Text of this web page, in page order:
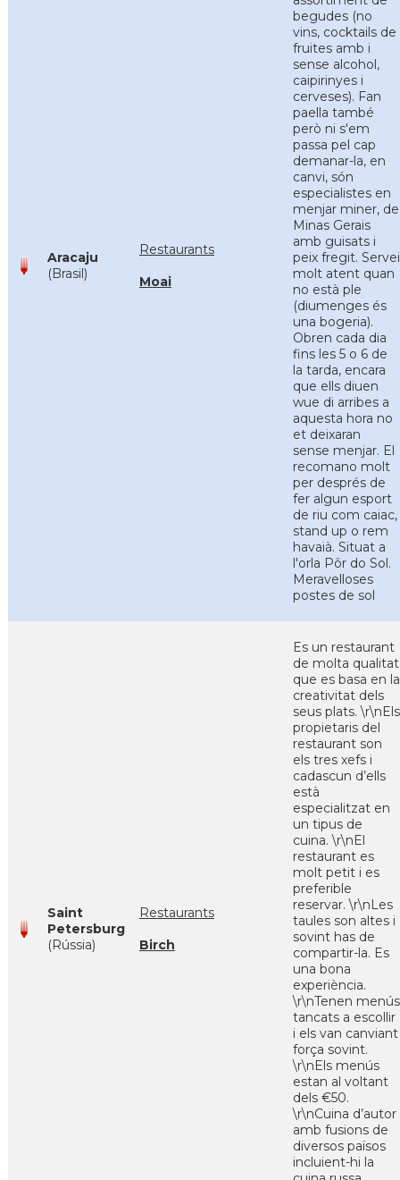
Aracaju
(Brasil)
Restaurants
Moai
begudes (no
vins, cocktails de
fruites amb i
sense alcohol,
caipirinyes i
cerveses). Fan
paella també
però ni s'em
passa pel cap
demanar-la, en
canvi, són
especialistes en
menjar miner, de
Minas Gerais
amb guisats i
peix fregit. Servei
molt atent quan
no està ple
(diumenges és
una bogeria).
Obren cada dia
fins les 5 o 6 de
la tarda, encara
que ells diuen
wue di arribes a
aquesta hora no
et deixaran
sense menjar. El
recomano molt
per després de
fer algun esport
de riu com caiac,
stand up o rem
havaià. Situat a
l'orla Pôr do Sol.
Meravelloses
postes de sol
Saint
Petersburg
(Rússia)
Restaurants
Birch
Es un restaurant
de molta qualitat
que es basa en la
creativitat dels
seus plats. \r\nEls
propietaris del
restaurant son
els tres xefs i
cadascun d’ells
està
especialitzat en
un tipus de
cuina. \r\nEl
restaurant es
molt petit i es
preferible
reservar. \r\nLes
taules son altes i
sovint has de
compartir-la. Es
una bona
experiència.
\r\nTenen menús
tancats a escollir
i els van canviant
força sovint.
\r\nEls menús
estan al voltant
dels €50.
\r\nCuina d’autor
amb fusions de
diversos països
incluient-hi la